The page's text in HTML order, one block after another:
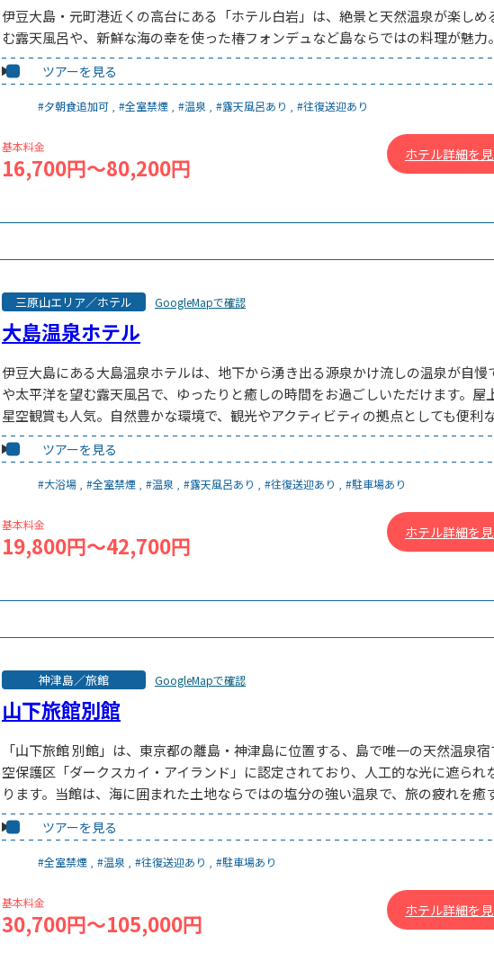
伊豆大島・元町港近くの高台にある「ホテル白岩」は、絶景と天然温泉が楽しめ
む露天風呂や、新鮮な海の幸を使った椿フォンデュなど島ならではの料理が魅力。
ツアーを見る
#夕朝食追加可 #全室禁煙 #温泉 #露天風呂あり #往復送迎あり
基本料金
16,700円～80,200円 ホテル詳細を
三原山エリア／ホテル GoogleMapで確認
大島温泉ホテル
伊豆大島にある大島温泉ホテルは、地下から湧き出る源泉かけ流しの温泉が自慢
や太平洋を望む露天風呂で、ゆったりと癒しの時間をお過ごしいただけます。屋
星空観賞も人気。自然豊かな環境で、観光やアクティビティの拠点としても便利な
ツアーを見る
#大浴場 #全室禁煙 #温泉 #露天風呂あり #往復送迎あり #駐車場あり
基本料金
19,800円～42,700円 ホテル詳細を
神津島／旅館 GoogleMapで確認
山下旅館別館
「山下旅館 別館」は、東京都の離島・神津島に位置する、島で唯一の天然温泉
空保護区「ダークスカイ・アイランド」に認定されており、人工的な光に遮られ
ります。当館は、海に囲まれた土地ならではの塩分の強い温泉で、旅の疲れを癒
ツアーを見る
#全室禁煙 #温泉 #往復送迎あり #駐車場あり
基本料金
30,700円～105,000円 ホテル詳細を